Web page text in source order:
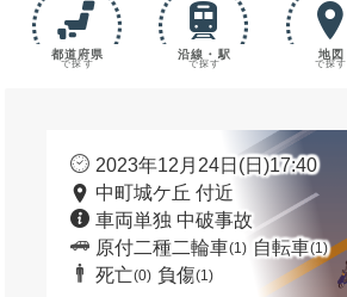
都道府県
で探す
沿線・駅
で探す
地図
で探す
2023年12月24日(日)17:40
中町城ケ丘 付近
車両単独 中破事故
原付二種二輪車(1) 自転車(1)
死亡(0) 負傷(1)